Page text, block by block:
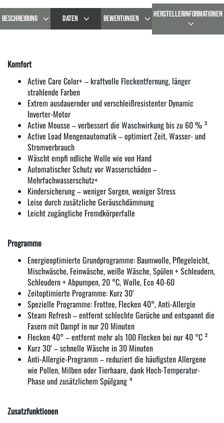
BESCHREIBUNG DATEN BEWERTUNGEN HERSTELLERINFORMATIONEN
Komfort
Active Care Color+ – kraftvolle Fleckentfernung, länger
strahlende Farben
Extrem ausdauernder und verschleißresistenter Dynamic
Inverter-Motor
Active Mousse – verbessert die Waschwirkung bis zu 60 % ³
Active Load Mengenautomatik – optimiert Zeit, Wasser- und
Stromverbrauch
Wäscht empfi ndliche Wolle wie von Hand
Automatischer Schutz vor Wasserschäden –
Mehrfachwasserschutz+
Kindersicherung – weniger Sorgen, weniger Stress
Leise durch zusätzliche Geräuschdämmung
Leicht zugängliche Fremdkörperfalle
Programme
Energieoptimierte Grundprogramme: Baumwolle, Pflegeleicht,
Mischwäsche, Feinwäsche, weiße Wäsche, Spülen + Schleudern,
Schleudern + Abpumpen, 20 °C, Wolle, Eco 40-60
Zeitoptimierte Programme: Kurz 30‘
Spezielle Programme: Frottee, Flecken 40°, Anti-Allergie
Steam Refresh – entfernt schlechte Gerüche und entspannt die
Fasern mit Dampf in nur 20 Minuten
Flecken 40° – entfernt mehr als 100 Flecken bei nur 40 °C ²
Kurz 30‘ – schnelle Wäsche in 30 Minuten
Anti-Allergie-Programm – reduziert die häufigsten Allergene
wie Pollen, Milben oder Tierhaare, dank Hoch-Temperatur-
Phase und zusätzlichem Spülgang ⁴
Zusatzfunktionen